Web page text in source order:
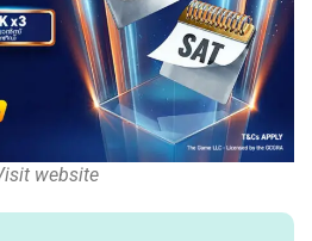
website